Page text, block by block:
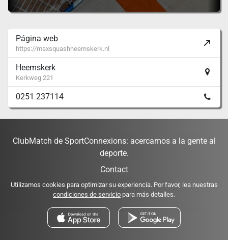
Página web
https://maxsquashheemskerk.nl
Heemskerk
Kerkweg 221
0251 237114
ClubMatch de SportConnexions: acercamos a la gente al
deporte.
Contact
Utilizamos cookies para optimizar su experiencia. Por favor, lea nuestras
condiciones de servicio para más detalles.